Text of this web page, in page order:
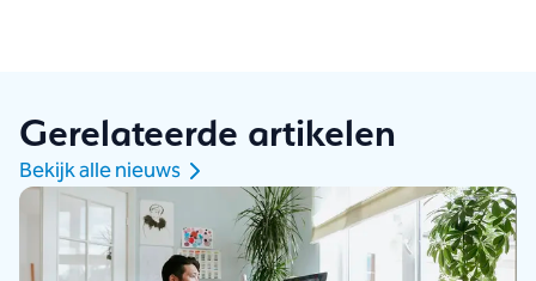
Gerelateerde artikelen
Bekijk alle nieuws